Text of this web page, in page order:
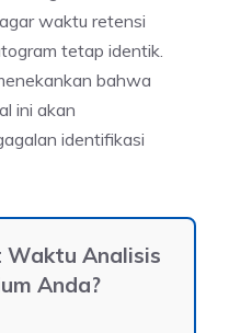
waktu retensi
tetap identik.
bahwa
ini akan
identifikasi
Waktu Analisis
Anda?